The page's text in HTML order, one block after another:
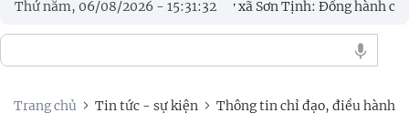
Thứ năm, 06/08/2026 - 15:31:34
Đảng ủy xã Sơn Tịnh: Đồng hành cùng Trạm Y tế nâng
Trang chủ Tin tức - sự kiện Thông tin chỉ đạo, điều hành